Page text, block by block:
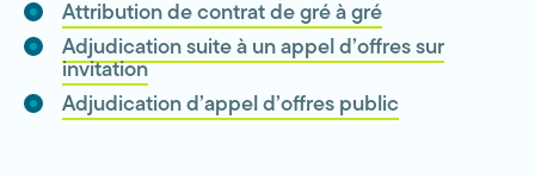
Attribution de contrat de gré à gré
Adjudication suite à un appel d’offres sur
invitation
Adjudication d’appel d’offres public